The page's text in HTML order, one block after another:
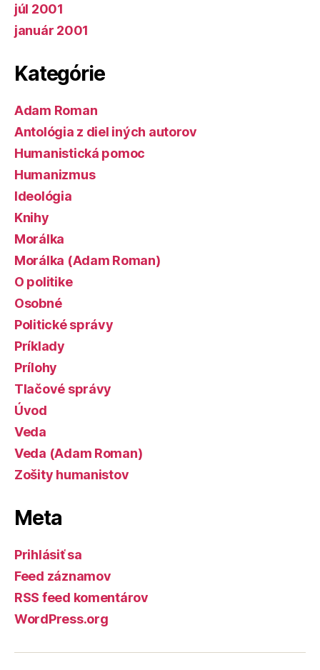
júl 2001
január 2001
Kategórie
Adam Roman
Antológia z diel iných autorov
Humanistická pomoc
Humanizmus
Ideológia
Knihy
Morálka
Morálka (Adam Roman)
O politike
Osobné
Politické správy
Príklady
Prílohy
Tlačové správy
Úvod
Veda
Veda (Adam Roman)
Zošity humanistov
Meta
Prihlásiť sa
Feed záznamov
RSS feed komentárov
WordPress.org